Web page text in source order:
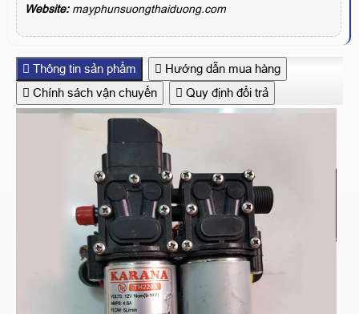
Website: mayphunsuongthaiduong.com
Thông tin sản phẩm
Hướng dẫn mua hàng
Chính sách vận chuyển
Quy định đổi trả